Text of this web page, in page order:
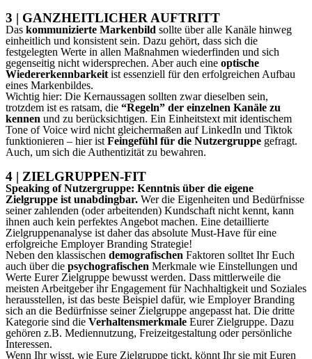
3 | GANZHEITLICHER AUFTRITT
Das kommunizierte Markenbild sollte über alle Kanäle hinweg
einheitlich und konsistent sein. Dazu gehört, dass sich die
festgelegten Werte in allen Maßnahmen wiederfinden und sich
gegenseitig nicht widersprechen. Aber auch eine optische
Wiedererkennbarkeit ist essenziell für den erfolgreichen Aufbau
eines Markenbildes.
Wichtig hier: Die Kernaussagen sollten zwar dieselben sein,
trotzdem ist es ratsam, die “Regeln” der einzelnen Kanäle zu
kennen und zu berücksichtigen. Ein Einheitstext mit identischem
Tone of Voice wird nicht gleichermaßen auf LinkedIn und Tiktok
funktionieren – hier ist Feingefühl für die Nutzergruppe gefragt.
Auch, um sich die Authentizität zu bewahren.
4 | ZIELGRUPPEN-FIT
Speaking of Nutzergruppe: Kenntnis über die eigene
Zielgruppe ist unabdingbar. Wer die Eigenheiten und Bedürfnisse
seiner zahlenden (oder arbeitenden) Kundschaft nicht kennt, kann
ihnen auch kein perfektes Angebot machen. Eine detaillierte
Zielgruppenanalyse ist daher das absolute Must-Have für eine
erfolgreiche Employer Branding Strategie!
Neben den klassischen demografischen Faktoren solltet Ihr Euch
auch über die psychografischen Merkmale wie Einstellungen und
Werte Eurer Zielgruppe bewusst werden. Dass mittlerweile die
meisten Arbeitgeber ihr Engagement für Nachhaltigkeit und Soziales
herausstellen, ist das beste Beispiel dafür, wie Employer Branding
sich an die Bedürfnisse seiner Zielgruppe angepasst hat. Die dritte
Kategorie sind die Verhaltensmerkmale Eurer Zielgruppe. Dazu
gehören z.B. Mediennutzung, Freizeitgestaltung oder persönliche
Interessen.
Wenn Ihr wisst, wie Eure Zielgruppe tickt, könnt Ihr sie mit Euren